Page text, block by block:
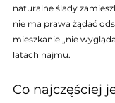
naturalne ślady
nie ma prawa żądać
mieszkanie „nie
latach najmu.
Co najczęściej